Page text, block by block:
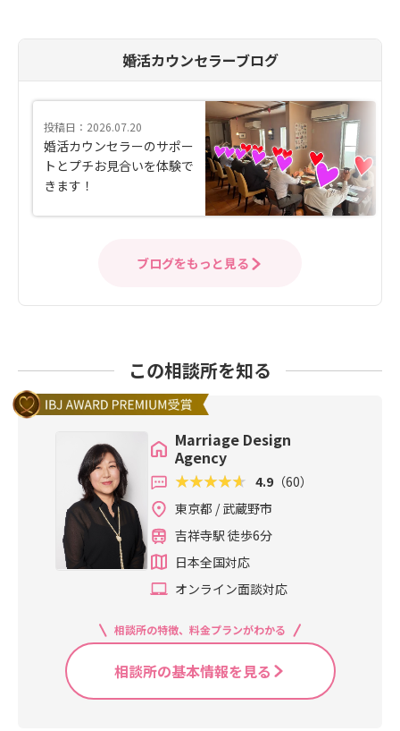
婚活カウンセラーブログ
投稿日：2026.07.20
婚活カウンセラーのサポー
トとプチお見合いを体験で
きます！
ブログをもっと見る
この相談所を知る
Marriage Design
Agency
4.9 （60）
東京都 / 武蔵野市
吉祥寺駅 徒歩6分
日本全国対応
オンライン面談対応
相談所の特徴、料金プランがわかる
相談所の基本情報を見る